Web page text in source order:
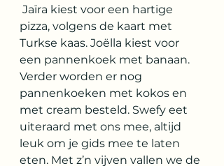
pizza, volgens de kaart met
Turkse kaas. Joëlla kiest voor
een pannenkoek met banaan.
Verder worden er nog
pannenkoeken met kokos en
met cream besteld. Swefy eet
uiteraard met ons mee, altijd
leuk om je gids mee te laten
eten. Met z’n vijven vallen we de